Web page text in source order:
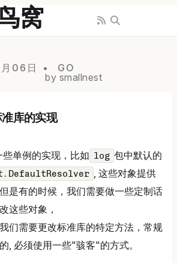
窝
06日
GO
by smallnest
库的实现
单例的实现，比如 log 包中默认的
, 这些对象提供
是有的时候，我们需要做一些定制话
这些对象，
们需要更改标准库的特定方法，常规
, 必须使用一些"骇客"的方式。